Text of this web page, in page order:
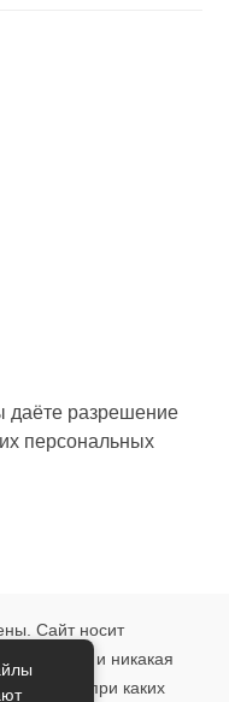
даёте разрешение
персональных
Сайт носит
характер и никакая
нём, ни при каких